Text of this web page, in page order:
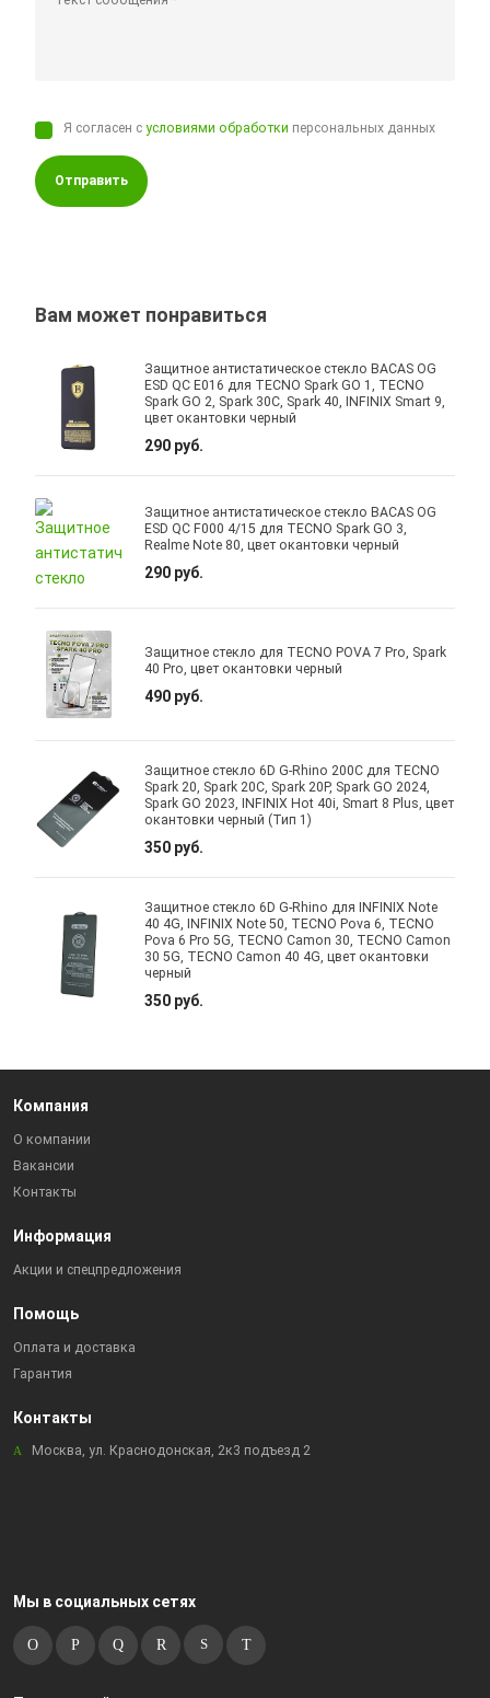
Я согласен сусловиями обработки персональных данных
Отправить
Вам может понравиться
Защитное антистатическое стекло BACAS OG
ESD QC E016 для TECNO Spark GO 1, TECNO
Spark GO 2, Spark 30C, Spark 40, INFINIX Smart 9,
цвет окантовки черный
290 руб.
Защитное антистатическое стекло BACAS OG
ESD QC F000 4/15 для TECNO Spark GO 3,
Realme Note 80, цвет окантовки черный
290 руб.
Защитное стекло для TECNO POVA 7 Pro, Spark
40 Pro, цвет окантовки черный
490 руб.
Защитное стекло 6D G-Rhino 200C для TECNO
Spark 20, Spark 20C, Spark 20P, Spark GO 2024,
Spark GO 2023, INFINIX Hot 40i, Smart 8 Plus, цвет
окантовки черный (Тип 1)
350 руб.
Защитное стекло 6D G-Rhino для INFINIX Note
40 4G, INFINIX Note 50, TECNO Pova 6, TECNO
Pova 6 Pro 5G, TECNO Camon 30, TECNO Camon
30 5G, TECNO Camon 40 4G, цвет окантовки
черный
350 руб.
Компания
О компании
Вакансии
Контакты
Информация
Акции и спецпредложения
Помощь
Оплата и доставка
Гарантия
Контакты
Москва, ул. Краснодонская, 2к3 подъезд 2
Мы в социальных сетях